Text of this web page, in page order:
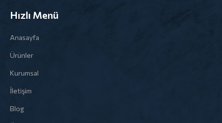
Hızlı Menü
Anasayfa
Ürünler
Kurumsal
İletişim
Blog